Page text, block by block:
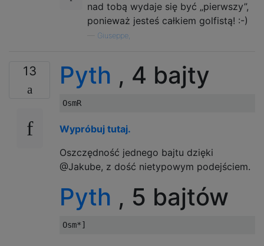
nad tobą wydaje się być „pierwszy”,
ponieważ jesteś całkiem golfistą! :-)
Giuseppe,
13 Pyth , 4 bajty
Wypróbuj tutaj.
Oszczędność jednego bajtu dzięki
@Jakube, z dość nietypowym podejściem.
Pyth , 5 bajtów